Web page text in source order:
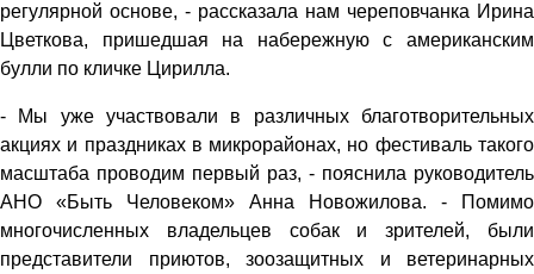
регулярной основе, - рассказала нам череповчанка Ирина
Цветкова, пришедшая на набережную с американским
булли по кличке Цирилла.
- Мы уже участвовали в различных благотворительных
акциях и праздниках в микрорайонах, но фестиваль такого
масштаба проводим первый раз, - пояснила руководитель
АНО «Быть Человеком» Анна Новожилова. - Помимо
многочисленных владельцев собак и зрителей, были
представители приютов, зоозащитных и ветеринарных